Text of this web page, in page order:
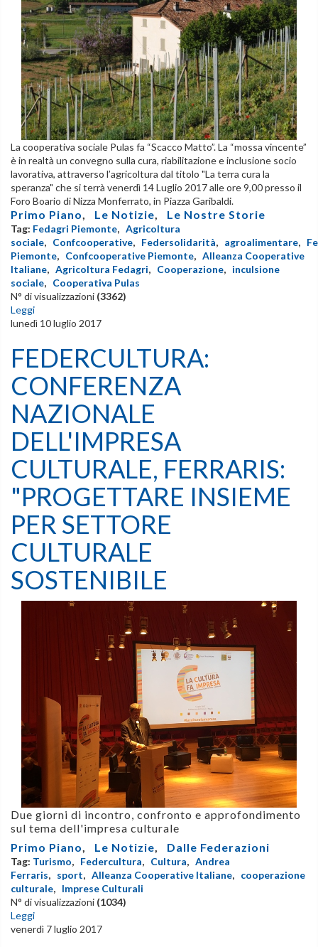
La cooperativa sociale Pulas fa “Scacco Matto”. La “mossa vincente”
è in realtà un convegno sulla cura, riabilitazione e inclusione socio
lavorativa, attraverso l’agricoltura dal titolo "La terra cura la
speranza" che si terrà venerdì 14 Luglio 2017 alle ore 9,00 presso il
Foro Boario di Nizza Monferrato, in Piazza Garibaldi.
Primo Piano, Le Notizie, Le Nostre Storie
Tag: Fedagri Piemonte, Agricoltura
sociale, Confcooperative, Federsolidarità, agroalimentare,
Piemonte, Confcooperative Piemonte, Alleanza Cooperative
Italiane, Agricoltura Fedagri, Cooperazione, inculsione
sociale, Cooperativa Pulas
N° di visualizzazioni (3362)
Leggi
lunedì 10 luglio 2017
FEDERCULTURA:
CONFERENZA
NAZIONALE
DELL'IMPRESA
CULTURALE, FERRARIS:
"PROGETTARE INSIEME
PER SETTORE
CULTURALE
SOSTENIBILE
Due giorni di incontro, confronto e approfondimento
sul tema dell'impresa culturale
Primo Piano, Le Notizie, Dalle Federazioni
Tag: Turismo, Federcultura, Cultura, Andrea
Ferraris, sport, Alleanza Cooperative Italiane, cooperazione
culturale, Imprese Culturali
N° di visualizzazioni (1034)
Leggi
venerdì 7 luglio 2017